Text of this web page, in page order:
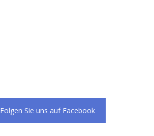
Folgen Sie uns auf Facebook